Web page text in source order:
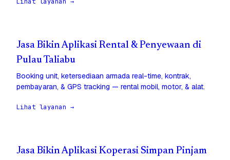
Jasa Bikin Aplikasi Rental & Penyewaan di
Pulau Taliabu
Booking unit, ketersediaan armada real-time, kontrak,
pembayaran, & GPS tracking — rental mobil, motor, & alat.
Lihat layanan →
Jasa Bikin Aplikasi Koperasi Simpan Pinjam